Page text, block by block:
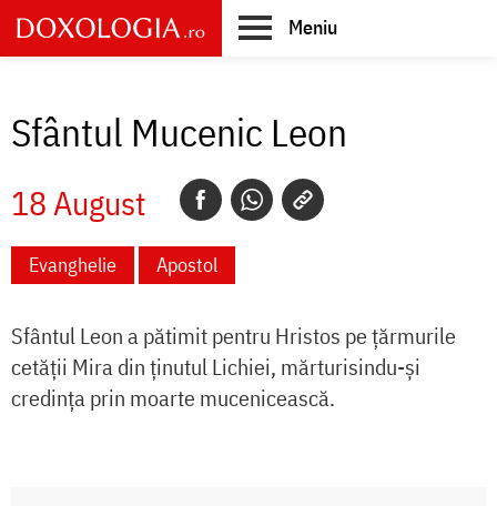
Skip
to
main
Meniu
Sfântul Mucenic Leon
18 August
Evanghelie Apostol
Sfântul Leon a pătimit pentru Hristos pe țărmurile
cetății Mira din ținutul Lichiei, mărturisindu-și
credința prin moarte mucenicească.